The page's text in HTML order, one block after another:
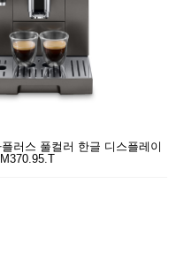
러스 풀컬러 한글 디스플레이